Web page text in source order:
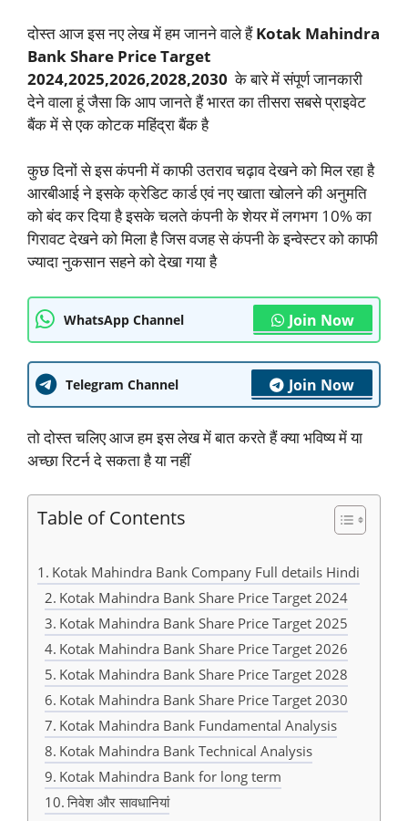
दोस्त आज इस नए लेख में हम जानने वाले हैंKotak Mahindra
Bank Share Price Target
2024,2025,2026,2028,2030 के बारे में संपूर्ण जानकारी
देने वाला हूं जैसा कि आप जानते हैं भारत का तीसरा सबसे प्राइवेट
बैंक में से एक कोटक महिंद्रा बैंक है
कुछ दिनों से इस कंपनी में काफी उतराव चढ़ाव देखने को मिल रहा है
आरबीआई ने इसके क्रेडिट कार्ड एवं नए खाता खोलने की अनुमति
को बंद कर दिया है इसके चलते कंपनी के शेयर में लगभग 10% का
गिरावट देखने को मिला है जिस वजह से कंपनी के इन्वेस्टर को काफी
ज्यादा नुकसान सहने को देखा गया है
WhatsApp Channel Join Now
Telegram Channel Join Now
तो दोस्त चलिए आज हम इस लेख में बात करते हैं क्या भविष्य में या
अच्छा रिटर्न दे सकता है या नहीं
Table of Contents
Kotak Mahindra Bank Company Full details Hindi
Kotak Mahindra Bank Share Price Target 2024
Kotak Mahindra Bank Share Price Target 2025
Kotak Mahindra Bank Share Price Target 2026
Kotak Mahindra Bank Share Price Target 2028
Kotak Mahindra Bank Share Price Target 2030
Kotak Mahindra Bank Fundamental Analysis
Kotak Mahindra Bank Technical Analysis
Kotak Mahindra Bank for long term
निवेश और सावधानियां